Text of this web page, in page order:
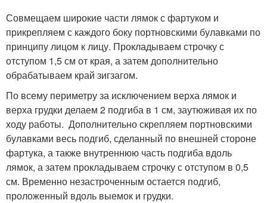
Совмещаем широкие части лямок с фартуком и
прикрепляем с каждого боку портновскими булавками по
принципу лицом к лицу. Прокладываем строчку с
отступом 1,5 см от края, а затем дополнительно
обрабатываем край зигзагом.
По всему периметру за исключением верха лямок и
верха грудки делаем 2 подгиба в 1 см, заутюживая их по
ходу работы. Дополнительно скрепляем портновскими
булавками весь подгиб, сделанный по внешней стороне
фартука, а также внутреннюю часть подгиба вдоль
лямок, а затем прокладываем строчку с отступом в 0,5
см. Временно незастроченным остается подгиб,
проложенный вдоль выемок и грудки.